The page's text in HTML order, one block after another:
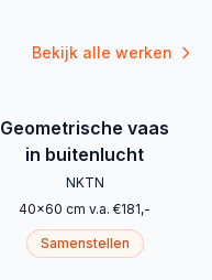
Bekijk alle werken
Geometrische vaas
in buitenlucht
NKTN
40x60 cm v.a. €181,-
Samenstellen